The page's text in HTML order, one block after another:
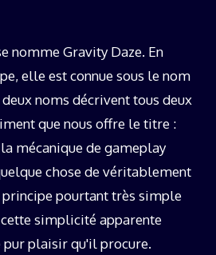
nomme Gravity Daze. En
elle est connue sous le nom
deux noms décrivent tous deux
que nous offre le titre :
mécanique de gameplay
chose de véritablement
principe pourtant très simple
simplicité apparente
pur plaisir qu'il procure.